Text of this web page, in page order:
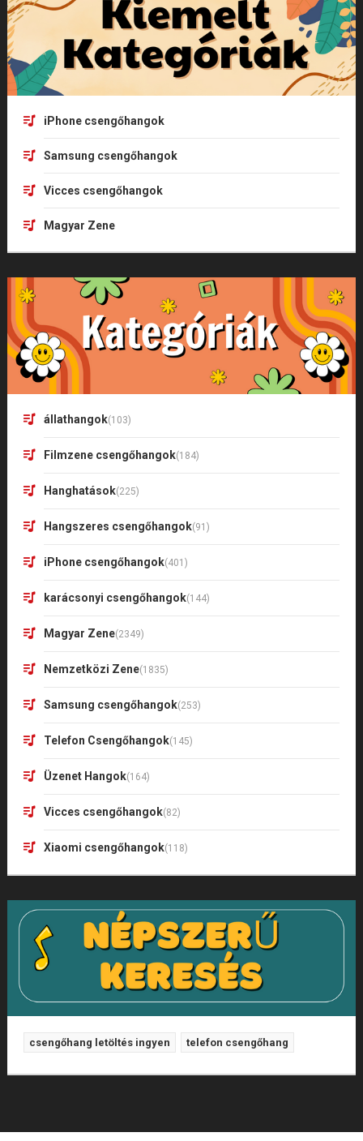
iPhone csengőhangok
Samsung csengőhangok
Vicces csengőhangok
Magyar Zene
állathangok(103)
Filmzene csengőhangok(184)
Hanghatások(225)
Hangszeres csengőhangok(91)
iPhone csengőhangok(401)
karácsonyi csengőhangok(144)
Magyar Zene(2349)
Nemzetközi Zene(1835)
Samsung csengőhangok(253)
Telefon Csengőhangok(145)
Üzenet Hangok(164)
Vicces csengőhangok(82)
Xiaomi csengőhangok(118)
csengőhang letöltés ingyen telefon csengőhang